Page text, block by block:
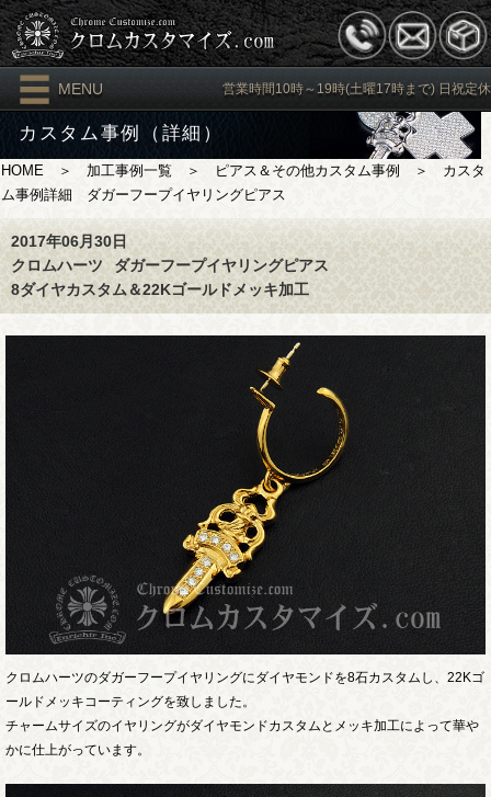
MENU 営業時間10時～19時(土曜17時まで) 日祝定休
カスタム事例（詳細）
HOME ＞ 加工事例一覧 ＞ ピアス＆その他カスタム事例
＞ カスタ
ム事例詳細 ダガーフープイヤリングピアス
2017年06月30日
クロムハーツ
ダガーフープイヤリングピアス
8ダイヤカスタム＆22Kゴールドメッキ加工
クロムハーツのダガーフープイヤリングにダイヤモンドを8石カスタムし、22Kゴ
ールドメッキコーティングを致しました。
チャームサイズのイヤリングがダイヤモンドカスタムとメッキ加工によって華や
かに仕上がっています。